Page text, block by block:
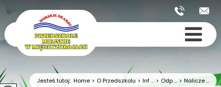
Jesteś tutaj:Home > O Przedszkolu > Inf ... > Odp ... > Nalicze ...